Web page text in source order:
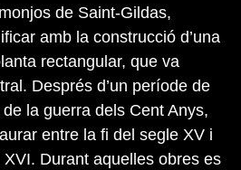
de Saint-Gildas,
amb la construcció d’una
rectangular, que va
Després d’un període de
la guerra dels Cent Anys,
entre la fi del segle XV i
Durant aquelles obres es